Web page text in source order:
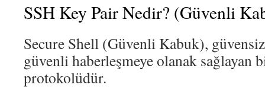
SSH Key Pair Nedir? (Güvenli
Secure Shell (Güvenli Kabuk),
güvenli haberleşmeye olanak
protokolüdür.